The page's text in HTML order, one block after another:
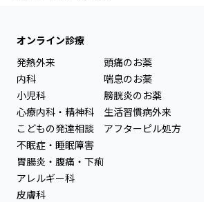
オンライン診療
発熱外来
内科
小児科
心療内科・精神科
こどもの発達相談
不眠症・睡眠障害
胃腸炎・腹痛・下痢
アレルギー科
皮膚科
頭痛のお薬
喘息のお薬
膀胱炎のお薬
生活習慣病外来
アフターピル処方